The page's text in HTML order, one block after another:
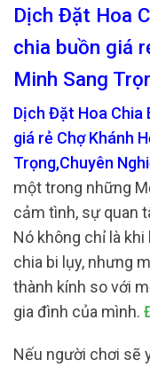
Dịch Đặt Hoa
chia buồn giá
Minh Sang
Dịch Đặt Hoa Chia
giá rẻ Chợ Khánh
Trọng,Chuyên
một trong những
cảm tình, sự quan
Nó không chỉ là
chia bi lụy, nhưng
thành kính so với
gia đình của mình.
Nếu người chơi sẽ